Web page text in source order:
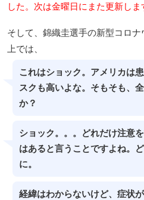
した。次は金曜日にまた更新しま
そして、錦織圭選手の新型コロ
上では、
これはショック。アメリカは
スクも高いよな。そもそも、
か？
ショック。。。どれだけ注意
はあると言うことですよね。
に。
経緯はわからないけど、症状